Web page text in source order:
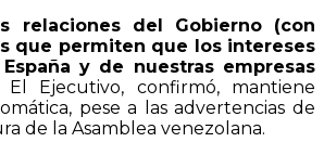
relaciones del Gobierno (con
que permiten que los intereses
y de nuestras empresas
El Ejecutivo, confirmó, mantiene
pese a las advertencias de
de la Asamblea venezolana.